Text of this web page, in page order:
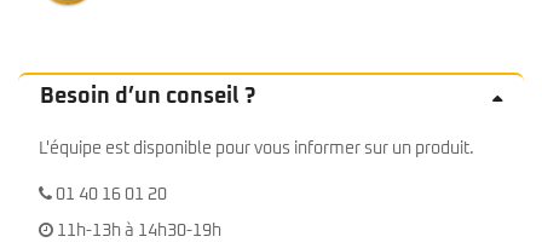
Besoin d’un conseil ?
L'équipe est disponible pour vous informer sur un produit.
01 40 16 01 20
11h-13h à 14h30-19h